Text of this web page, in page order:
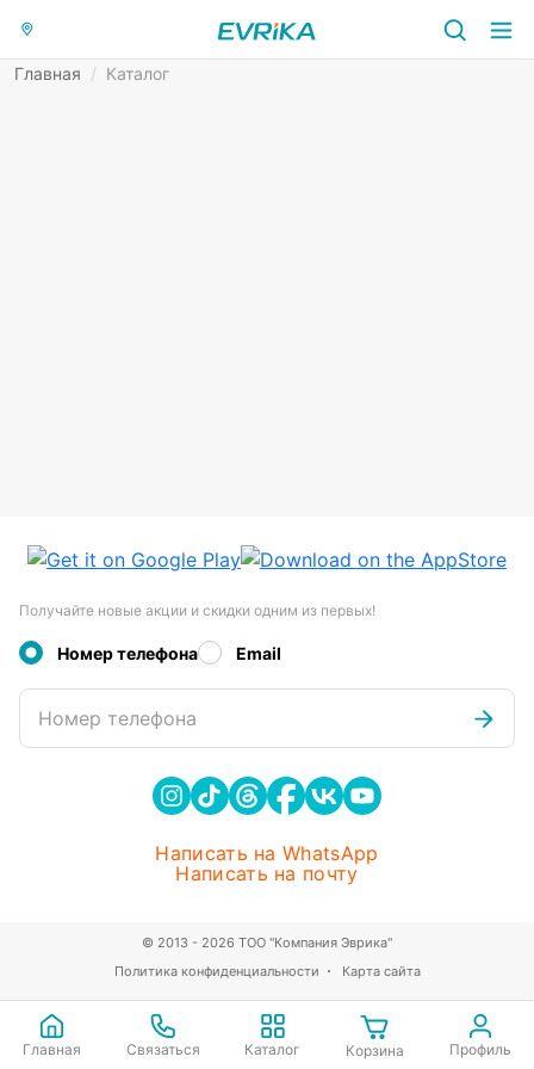
Главная / Каталог
Главная Связаться Каталог Корзина Профиль
Получайте новые акции и скидки одним из первых!
Номер телефона Email
Номер телефона
Написать на WhatsApp
Написать на почту
Политика конфиденциальности Карта сайта
© 2013 - 2026 ТОО "Компания Эврика"